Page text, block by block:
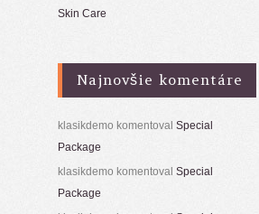
Skin Care
Najnovšie komentáre
klasikdemo komentoval Special
Package
klasikdemo komentoval Special
Package